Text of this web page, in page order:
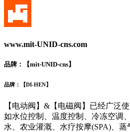
www.mit-UNID-cns.com
品牌：【mit-UNID-cns】
品牌：【DI-HEN】
【电动阀】&【电磁阀】已经广泛
如水位控制、温度控制、冷冻空调
水、农业灌溉、水疗按摩(SPA)、